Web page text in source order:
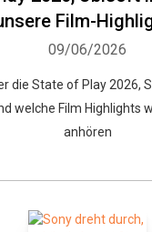
Film-
09/06/2026
die State of Play 2026,
welche Film Highlights
anhören